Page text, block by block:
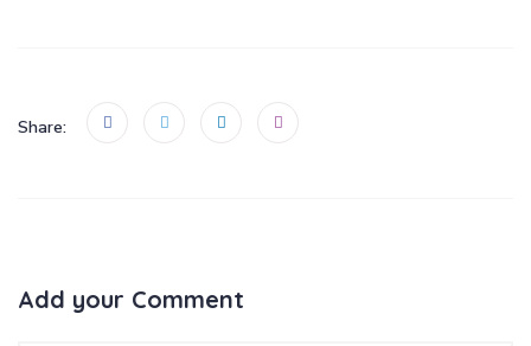
Share:
Add your Comment